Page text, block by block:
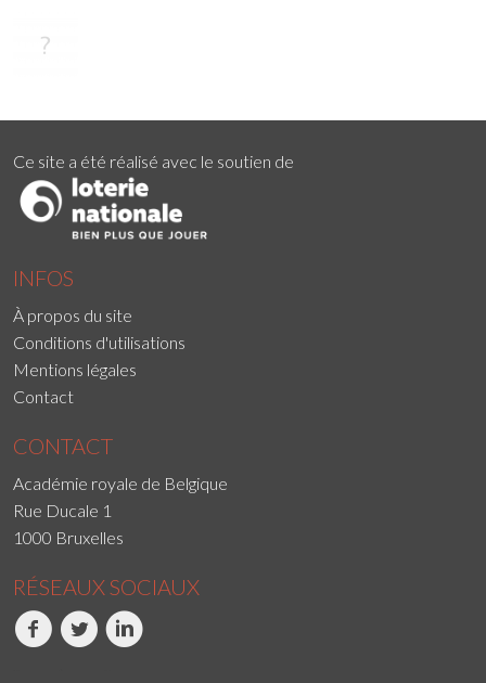
Ce site a été réalisé avec le soutien de
INFOS
À propos du site
Conditions d'utilisations
Mentions légales
Contact
CONTACT
Académie royale de Belgique
Rue Ducale 1
1000 Bruxelles
RÉSEAUX SOCIAUX